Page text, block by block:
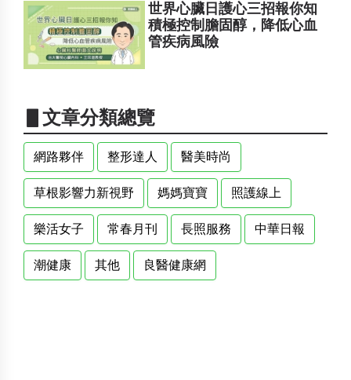
世界心臟日護心三招報你知
積極控制膽固醇，降低心血
管疾病風險
▋文章分類總覽
網路夥伴 整形達人 醫美時尚
草根影響力新視野 媽媽寶寶 照護線上
樂活女子 常春月刊 長照服務 中華日報
潮健康 其他 良醫健康網